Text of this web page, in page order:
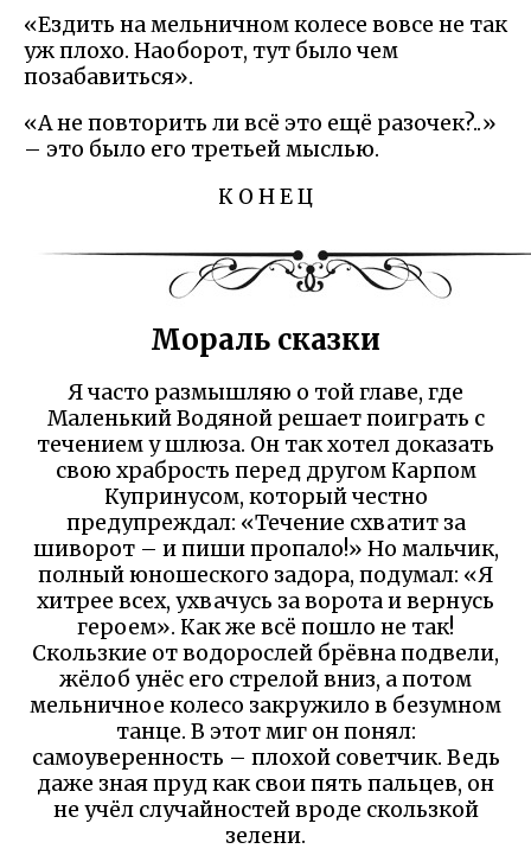
«Ездить на мельничном колесе вовсе не так
уж плохо. Наоборот, тут было чем
позабавиться».
«А не повторить ли всё это ещё разочек?..»
– это было его третьей мыслью.
К О Н Е Ц
Мораль сказки
Я часто размышляю о той главе, где
Маленький Водяной решает поиграть с
течением у шлюза. Он так хотел доказать
свою храбрость перед другом Карпом
Купринусом, который честно
предупреждал: «Течение схватит за
шиворот – и пиши пропало!» Но мальчик,
полный юношеского задора, подумал: «Я
хитрее всех, ухвачусь за ворота и вернусь
героем». Как же всё пошло не так!
Скользкие от водорослей брёвна подвели,
жёлоб унёс его стрелой вниз, а потом
мельничное колесо закружило в безумном
танце. В этот миг он понял:
самоуверенность – плохой советчик. Ведь
даже зная пруд как свои пять пальцев, он
не учёл случайностей вроде скользкой
зелени.